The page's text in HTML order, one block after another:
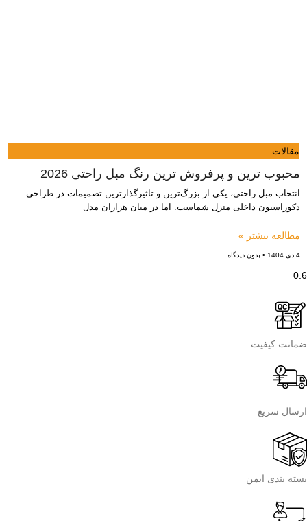
مقالات
محبوب ترین و پرفروش ترین رنگ مبل راحتی 2026
انتخاب مبل راحتی، یکی از بزرگ‌ترین و تاثیرگذارترین تصمیمات در طراحی
دکوراسیون داخلی منزل شماست. اما در میان هزاران مدل
مطالعه بیشتر »
4 دی 1404 بدون دیدگاه
ضمانت کیفیت
ارسال سریع
بسته بندی ایمن